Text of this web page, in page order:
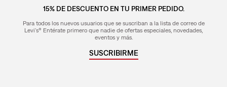
15% DE DESCUENTO EN TU PRIMER PEDIDO.
Para todos los nuevos usuarios que se suscriban a la lista de correo de
Levi's® Entérate primero que nadie de ofertas especiales, novedades,
eventos y más.
SUSCRIBIRME